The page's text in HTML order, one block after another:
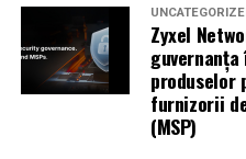
Zyxel
produselor
furnizorii
(MSP)